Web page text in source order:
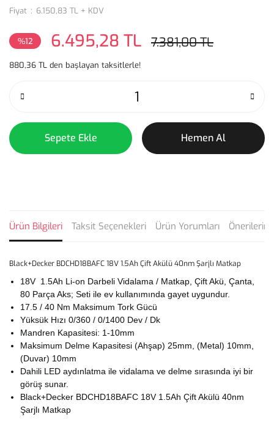
Fiyat
6.150,83 TL + KDV
%12 6.495,28 TL 7.381,00 TL
880,36 TL den başlayan taksitlerle!
Sepete Ekle Hemen Al
Ürün Bilgileri Taksit Seçenekleri Ürün Yorumları
Black+Decker BDCHD18BAFC 18V 1.5Ah Çift Akülü 40nm Şarjlı Matkap
18V 1.5Ah Li-on Darbeli Vidalama / Matkap, Çift Akü, Çanta,
80 Parça Aks; Seti ile ev kullanımında gayet uygundur.
17.5 / 40 Nm Maksimum Tork Gücü
Yüksük Hızı 0/360 / 0/1400 Dev / Dk
Mandren Kapasitesi: 1-10mm
Maksimum Delme Kapasitesi (Ahşap) 25mm, (Metal) 10mm,
(Duvar) 10mm
Dahili LED aydınlatma ile vidalama ve delme sırasında iyi bir
görüş sunar.
Black+Decker BDCHD18BAFC 18V 1.5Ah Çift Akülü 40nm
Şarjlı Matkap